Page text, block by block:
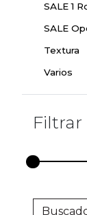
SALE 1
SALE
Textura
Varios
Filtrar